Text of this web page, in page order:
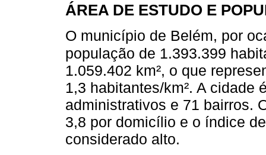
ÁREA DE ESTUDO E
O município de Belém, por
população de 1.393.399
1.059.402 km², o que
1,3 habitantes/km². A cidade
administrativos e 71 bairros.
3,8 por domicílio e o índice
considerado alto.